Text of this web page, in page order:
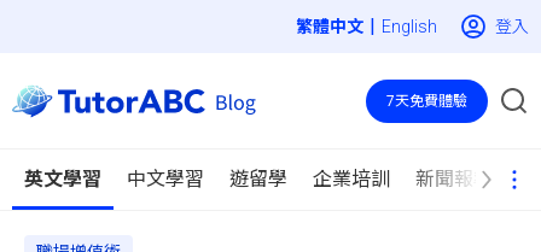
| English 登入
英文學習 中文學習 遊留學 企業培訓 新聞報導
7天免費體驗